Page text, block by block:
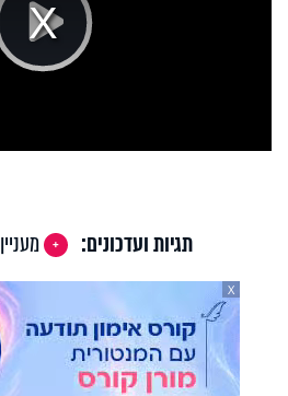
Play
תגיות ועדכונים: מעניין
X